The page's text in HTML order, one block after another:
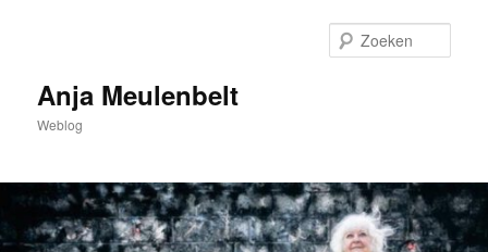
inhoudAnja Meulenbelt
Weblog